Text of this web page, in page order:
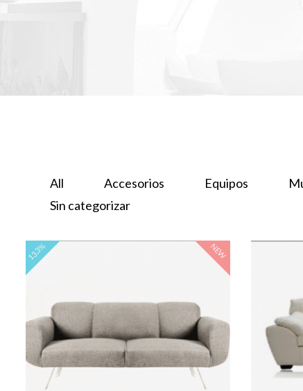
All Accesorios Equipos
Sin categorizar
13.3% SALE
NEW